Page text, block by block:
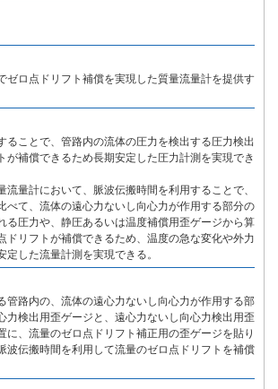
ゼロ点ドリフト補償を実現した質量流量計を提供す
ることで、管路内の流体の圧力を検出する圧力検出
が補償できるため長期安定した圧力計測を実現でき
流量計において、脈波伝搬時間を利用することで、
べて、流体の遠心力ないし向心力が作用する部分の
る圧力や、静圧あるいは温度補償用歪ゲージから算
ドリフトが補償できるため、温度の急な変化や外力
定した流量計測を実現できる。
管路内の、流体の遠心力ないし向心力が作用する部
力検出用歪ゲージと、遠心力ないし向心力検出用歪
に、流量のゼロ点ドリフト補正用の歪ゲージを貼り
波伝搬時間を利用して流量のゼロ点ドリフトを補償